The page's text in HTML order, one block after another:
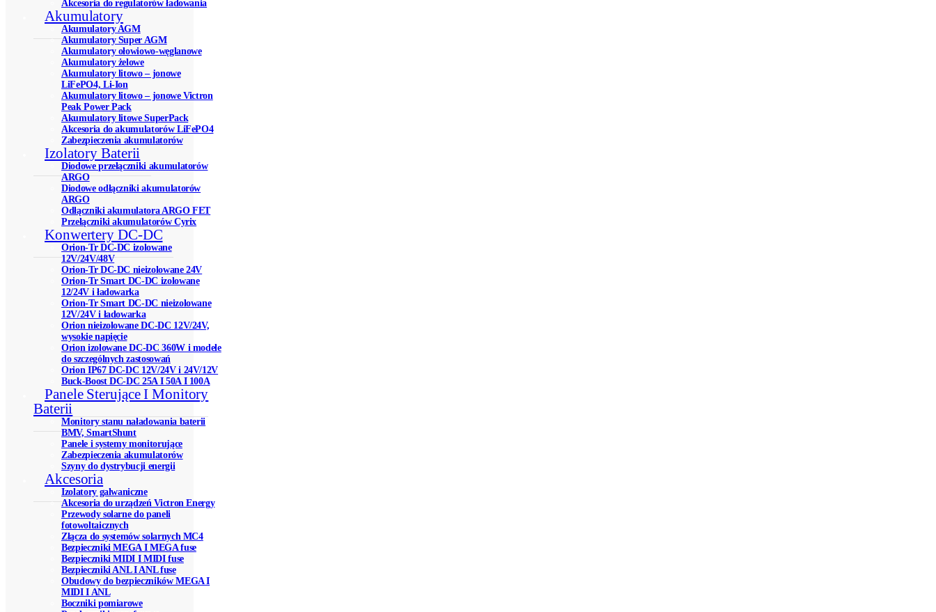
Akcesoria do regulatorów ładowania
Akumulatory
Akumulatory AGM
Akumulatory Super AGM
Akumulatory ołowiowo-węglanowe
Akumulatory żelowe
Akumulatory litowo – jonowe
LiFePO4, Li-Ion
Akumulatory litowo – jonowe Victron
Peak Power Pack
Akumulatory litowe SuperPack
Akcesoria do akumulatorów LiFePO4
Zabezpieczenia akumulatorów
Izolatory Baterii
Diodowe przełączniki akumulatorów
ARGO
Diodowe odłączniki akumulatorów
ARGO
Odłączniki akumulatora ARGO FET
Przełączniki akumulatorów Cyrix
Konwertery DC-DC
Orion-Tr DC-DC izolowane
12V/24V/48V
Orion-Tr DC-DC nieizolowane 24V
Orion-Tr Smart DC-DC izolowane
12/24V i ładowarka
Orion-Tr Smart DC-DC nieizolowane
12V/24V i ładowarka
Orion nieizolowane DC-DC 12V/24V,
wysokie napięcie
Orion izolowane DC-DC 360W i modele
do szczególnych zastosowań
Orion IP67 DC-DC 12V/24V i 24V/12V
Buck-Boost DC-DC 25A I 50A I 100A
Panele Sterujące I Monitory
Baterii
Monitory stanu naładowania baterii
BMV, SmartShunt
Panele i systemy monitorujące
Zabezpieczenia akumulatorów
Szyny do dystrybucji energii
Akcesoria
Izolatory galwaniczne
Akcesoria do urządzeń Victron Energy
Przewody solarne do paneli
fotowoltaicznych
Złącza do systemów solarnych MC4
Bezpieczniki MEGA I MEGA fuse
Bezpieczniki MIDI I MIDI fuse
Bezpieczniki ANL I ANL fuse
Obudowy do bezpieczników MEGA I
MIDI I ANL
Boczniki pomiarowe